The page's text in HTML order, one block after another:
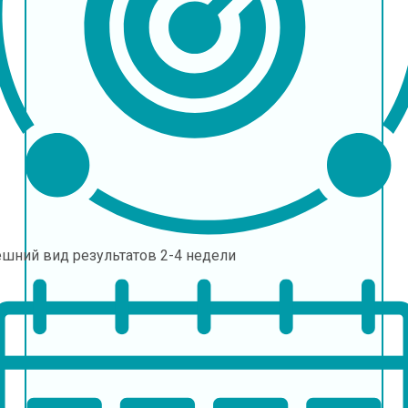
вид результатов 2-4 недели